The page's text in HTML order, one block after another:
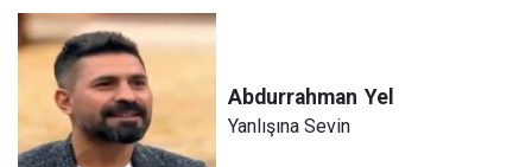
Abdurrahman Yel
Yanlışına Sevin